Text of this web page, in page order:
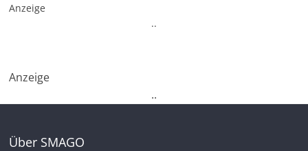
Anzeige
..
Anzeige
..
Über SMAGO